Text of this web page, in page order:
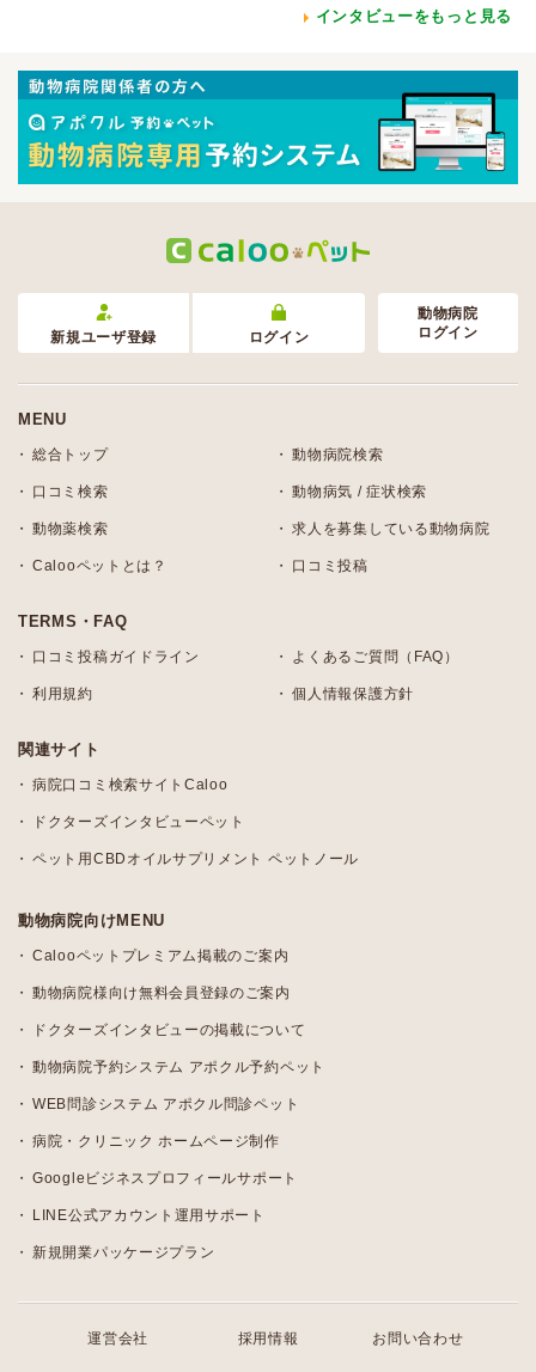
インタビューをもっと見る
新規ユーザ登録 ログイン
動物病院
ログイン
MENU
総合トップ 動物病院検索
口コミ検索 動物病気 / 症状検索
動物薬検索 求人を募集している動物病院
Calooペットとは？ 口コミ投稿
TERMS・FAQ
口コミ投稿ガイドライン よくあるご質問（FAQ）
利用規約 個人情報保護方針
関連サイト
病院口コミ検索サイトCaloo
ドクターズインタビューペット
ペット用CBDオイルサプリメント ペットノール
動物病院向けMENU
Calooペットプレミアム掲載のご案内
動物病院様向け無料会員登録のご案内
ドクターズインタビューの掲載について
動物病院予約システム アポクル予約ペット
WEB問診システム アポクル問診ペット
病院・クリニック ホームページ制作
Googleビジネスプロフィールサポート
LINE公式アカウント運用サポート
新規開業パッケージプラン
運営会社 採用情報 お問い合わせ